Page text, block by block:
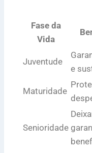
Fase da
Vida
Juventude
e
Maturidade
Senioridade